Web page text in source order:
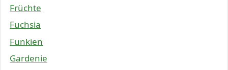
Früchte
Fuchsia
Funkien
Gardenie